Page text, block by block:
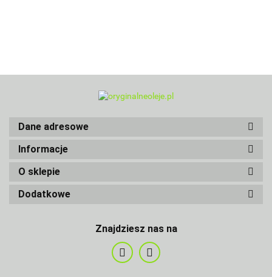
Dane adresowe
Informacje
O sklepie
Dodatkowe
Znajdziesz nas na